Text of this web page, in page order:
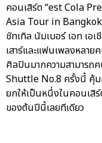
คอนเสิร์ต “est Cola
Asia Tour in Bangkok”
ชัทเทิล นัมเบอร์ เอท เอ
เสาร์และแฟนเพลงหลา
ศิลปินมากความสามารถค
Shuttle No.8 ครั้งนี้ คุ้ม
ยกให้เป็นหนึ่งในคอนเสิ
ของต้นปีนี้เลยทีเดียว